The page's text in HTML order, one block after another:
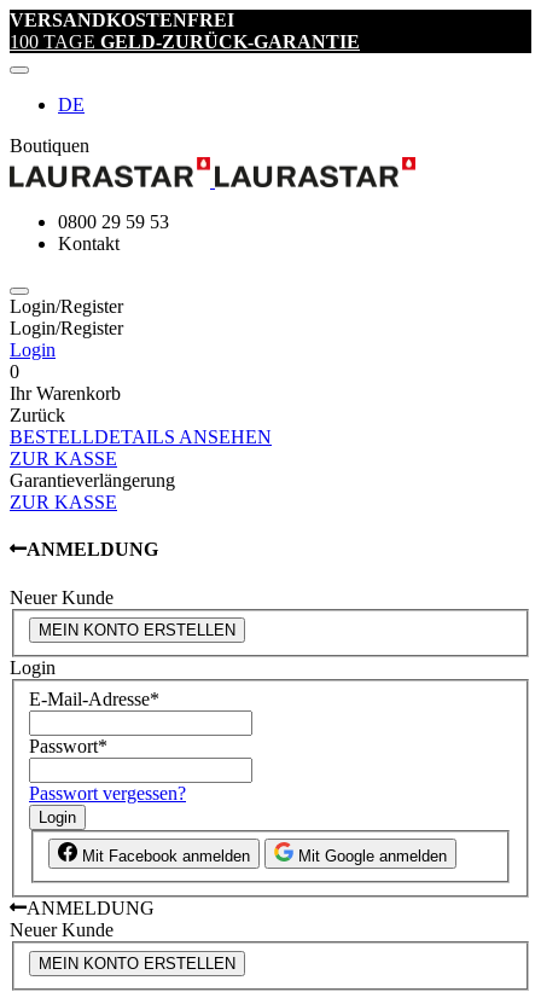
VERSANDKOSTENFREI
100 TAGE GELD-ZURÜCK-GARANTIE
DE
Boutiquen
0800 29 59 53
Kontakt
Login/Register
Login/Register
Login
0
Ihr Warenkorb
Zurück
BESTELLDETAILS ANSEHEN
ZUR KASSE
Garantieverlängerung
ZUR KASSE
ANMELDUNG
Neuer Kunde
MEIN KONTO ERSTELLEN
Login
E-Mail-Adresse*
Passwort*
Passwort vergessen?
Login
Mit Facebook anmelden Mit Google anmelden
ANMELDUNG
Neuer Kunde
MEIN KONTO ERSTELLEN